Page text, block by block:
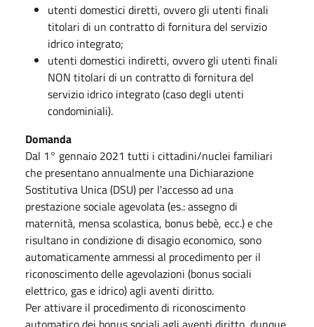
utenti domestici diretti, ovvero gli utenti finali
titolari di un contratto di fornitura del servizio
idrico integrato;
utenti domestici indiretti, ovvero gli utenti finali
NON titolari di un contratto di fornitura del
servizio idrico integrato (caso degli utenti
condominiali).
Domanda
Dal 1° gennaio 2021 tutti i cittadini/nuclei familiari
che presentano annualmente una Dichiarazione
Sostitutiva Unica (DSU) per l'accesso ad una
prestazione sociale agevolata (es.: assegno di
maternità, mensa scolastica, bonus bebè, ecc.) e che
risultano in condizione di disagio economico, sono
automaticamente ammessi al procedimento per il
riconoscimento delle agevolazioni (bonus sociali
elettrico, gas e idrico) agli aventi diritto.
Per attivare il procedimento di riconoscimento